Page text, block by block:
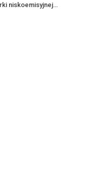
niskoemisyjnej…